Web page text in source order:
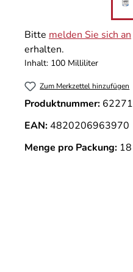
Bitte melden Sie sich an
erhalten.
Inhalt: 100 Milliliter
Zum Merkzettel hinzufügen
Produktnummer: 62271
EAN:4820206963970
Menge pro Packung: 18